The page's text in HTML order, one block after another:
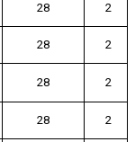
28 2
28 2
28 2
28 2